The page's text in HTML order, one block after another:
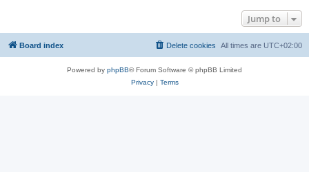
Jump to
Board index All times are UTC+02:00
Delete cookies
Powered by phpBB® Forum Software © phpBB Limited
Privacy| Terms